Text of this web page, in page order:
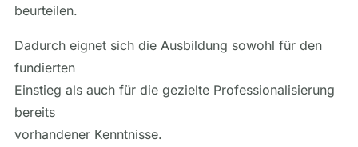
beurteilen.
Dadurch eignet sich die Ausbildung sowohl für den
fundierten
Einstieg als auch für die gezielte Professionalisierung
bereits
vorhandener Kenntnisse.